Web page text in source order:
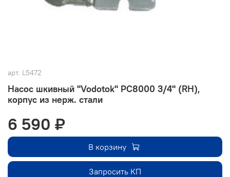
арт. L5472
Насос шкивный "Vodotok" РС8000 3/4" (RH),
корпус из нерж. стали
6 590 ₽
В корзину
Запросить КП